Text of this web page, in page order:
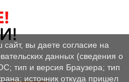
вы даете согласие на
данных (сведения о
тип и версия Браузера; тип
источник откуда пришел